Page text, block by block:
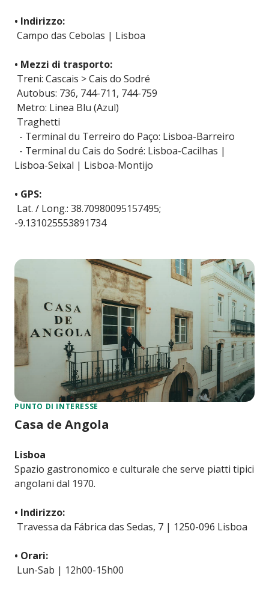
• Indirizzo:
Campo das Cebolas | Lisboa
• Mezzi di trasporto:
Treni: Cascais > Cais do Sodré
Autobus: 736, 744-711, 744-759
Metro: Linea Blu (Azul)
Traghetti
- Terminal du Terreiro do Paço: Lisboa-Barreiro
- Terminal du Cais do Sodré: Lisboa-Cacilhas |
Lisboa-Seixal | Lisboa-Montijo
• GPS:
Lat. / Long.: 38.70980095157495;
-9.131025553891734
PUNTO DI INTERESSE
Casa de Angola
Lisboa
Spazio gastronomico e culturale che serve piatti tipici
angolani dal 1970.
• Indirizzo:
Travessa da Fábrica das Sedas, 7 | 1250-096 Lisboa
• Orari:
Lun-Sab | 12h00-15h00